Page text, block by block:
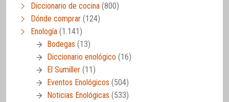
Diccionario de cocina (800)
Dónde comprar (124)
Enología (1.141)
Bodegas (13)
Diccionario enológico (16)
El Sumiller (11)
Eventos Enológicos (504)
Noticias Enológicas (533)